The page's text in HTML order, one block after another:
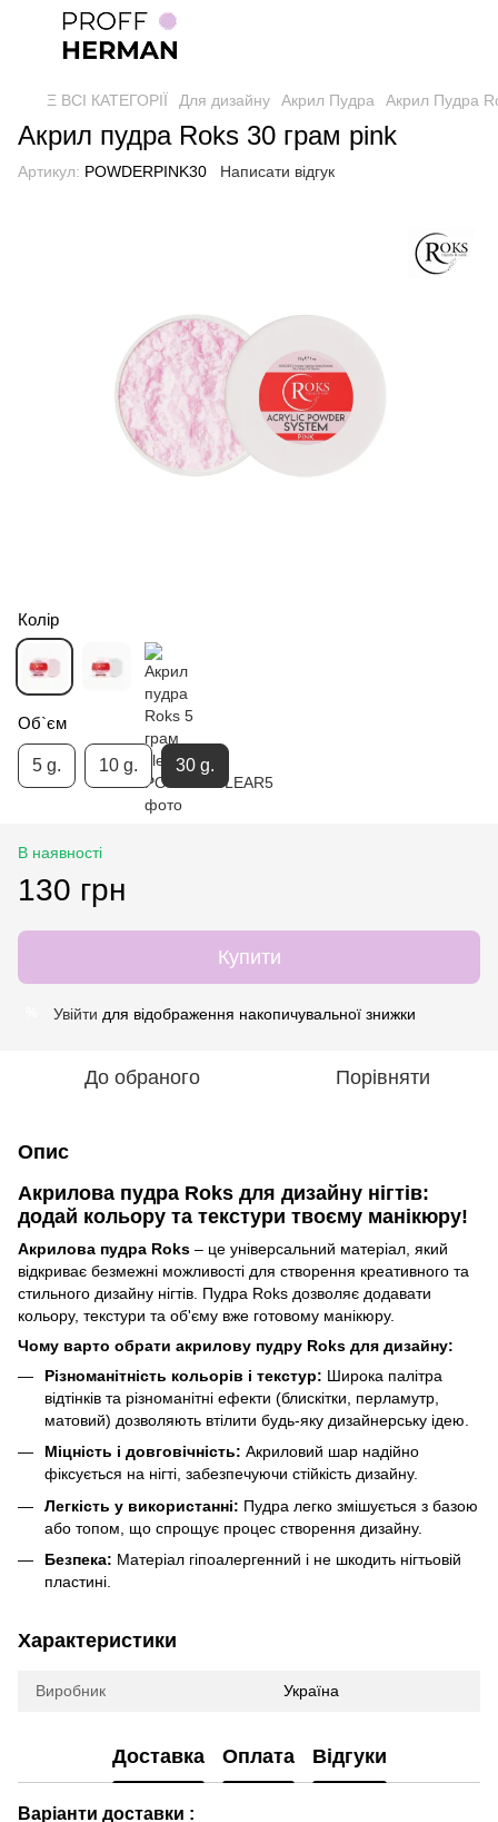
Ξ ВСІ КАТЕГОРІЇ Для дизайну Акрил Пудра Акрил Пудра
Акрил пудра Roks 30 грам pink
Артикул: POWDERPINK30 Написати відгук
Колір
Об`єм
5 g. 10 g. 30 g.
В наявності
130 грн
Купити
Увійти для відображення накопичувальної знижки
До обраного Порівняти
Опис
Акрилова пудра Roks для дизайну нігтів:
додай кольору та текстури твоєму манікюру!
Акрилова пудра Roks – це універсальний матеріал, який
відкриває безмежні можливості для створення креативного та
стильного дизайну нігтів. Пудра Roks дозволяє додавати
кольору, текстури та об'єму вже готовому манікюру.
Чому варто обрати акрилову пудру Roks для дизайну:
Різноманітність кольорів і текстур: Широка палітра
відтінків та різноманітні ефекти (блискітки, перламутр,
матовий) дозволяють втілити будь-яку дизайнерську ідею.
Міцність і довговічність: Акриловий шар надійно
фіксується на нігті, забезпечуючи стійкість дизайну.
Легкість у використанні: Пудра легко змішується з базою
або топом, що спрощує процес створення дизайну.
Безпека: Матеріал гіпоалергенний і не шкодить нігтьовій
пластині.
Характеристики
Виробник Україна
Доставка Оплата Відгуки
Варіанти доставки :